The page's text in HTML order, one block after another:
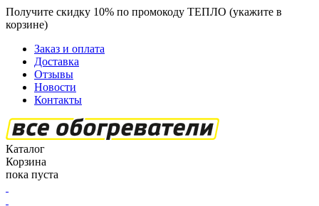
Получите скидку 10% по промокоду ТЕПЛО (укажите в
корзине)
Заказ и оплата
Доставка
Отзывы
Новости
Контакты
Каталог
Корзина
пока пуста